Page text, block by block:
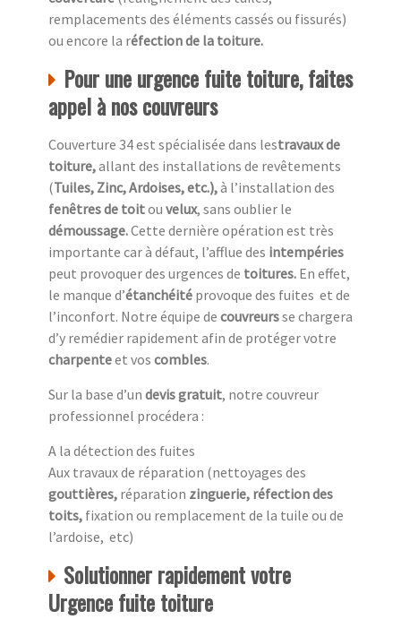
remplacements des éléments cassés ou fissurés)
ou encore la réfection de la toiture.
Pour une urgence fuite toiture, faites
appel à nos couvreurs
Couverture 34 est spécialisée dans lestravaux de
toiture,allant des installations de revêtements
(Tuiles, Zinc, Ardoises, etc.),à l’installation des
fenêtres de toitou velux, sans oublier le
démoussage.Cette dernière opération est très
importante car à défaut, l’afflue des intempéries
peut provoquer des urgences de toitures. En effet,
le manque d’étanchéité provoque des fuites et de
l’inconfort. Notre équipe de couvreursse chargera
d’y remédier rapidement afin de protéger votre
charpenteet vos combles.
Sur la base d’un devis gratuit, notre couvreur
professionnel procédera :
A la détection des fuites
Aux travaux de réparation (nettoyages des
gouttières, réparation zinguerie, réfection des
toits, fixation ou remplacement de la tuile ou de
l’ardoise, etc)
Solutionner rapidement votre
Urgence fuite toiture